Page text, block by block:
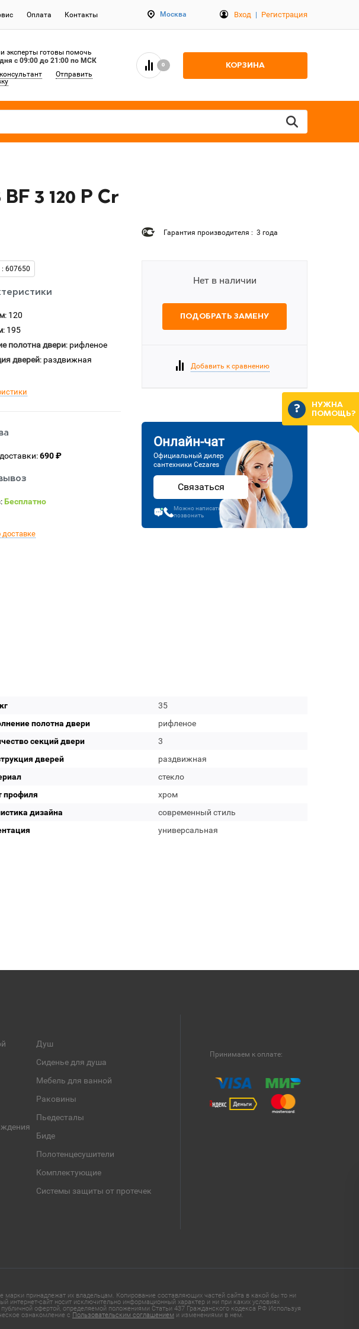
Оплата Контакты Москва Вход | Регистрация
эксперты готовы помочь
c 09:00 до 21:00 по МСК
Отправить
0 КОРЗИНА
3 120 P Cr
Гарантия производителя : 3 года
: 607650
: 120
: 195
полотна двери: рифленое
дверей: раздвижная
690 ₽
Бесплатно
Нет в наличии
ПОДОБРАТЬ ЗАМЕНУ
Добавить к сравнению
Онлайн-чат
Официальный дилер
сантехники Cezares
Связаться
Можно написать или
позвонить
35
полотна двери
рифленое
секций двери
3
дверей
раздвижная
стекло
профиля
хром
дизайна
современный стиль
универсальная
Душ
Сиденье для душа
Мебель для ванной
Раковины
Пьедесталы
Биде
Полотенцесушители
Комплектующие
Системы защиты от протечек
Принимаем к оплате:
принадлежат их владельцам. Копирование составляющих частей сайта в какой бы то ни
сайт носит исключительно информационный характер и ни при каких условиях
офертой, определяемой положениями Статьи 437 Гражданского кодекса РФ Используя
ознакомление с Пользовательским соглашением и изменениями в нем.
НУЖНА
ПОМОЩЬ?